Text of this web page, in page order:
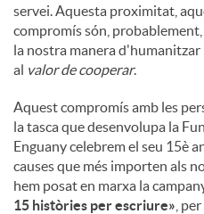
servei. Aquesta proximitat,
compromís són,
la nostra manera
al valor de cooperar.
Aquest compromís amb les
la tasca que desenvolupa la
Enguany celebrem el seu 15è
causes que més importen als
hem posat en marxa la
15 històries per escriure» ,